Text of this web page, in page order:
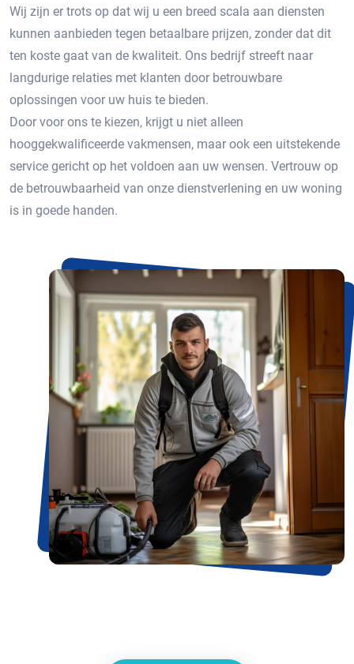
Wij zijn er trots op dat wij u een breed scala aan diensten
kunnen aanbieden tegen betaalbare prijzen, zonder dat dit
ten koste gaat van de kwaliteit. Ons bedrijf streeft naar
langdurige relaties met klanten door betrouwbare
oplossingen voor uw huis te bieden.
Door voor ons te kiezen, krijgt u niet alleen
hooggekwalificeerde vakmensen, maar ook een uitstekende
service gericht op het voldoen aan uw wensen. Vertrouw op
de betrouwbaarheid van onze dienstverlening en uw woning
is in goede handen.